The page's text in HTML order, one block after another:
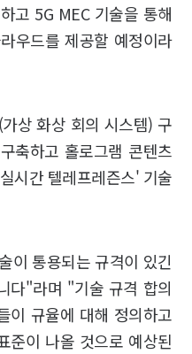
고 5G MEC 기술을 통해
우드를 제공할 예정이라
상 화상 회의 시스템) 구
축하고 홀로그램 콘텐츠
시간 텔레프레즌스' 기술
이 통용되는 규격이 있긴
다"라며 "기술 규격 합의
이 규율에 대해 정의하고
준이 나올 것으로 예상된